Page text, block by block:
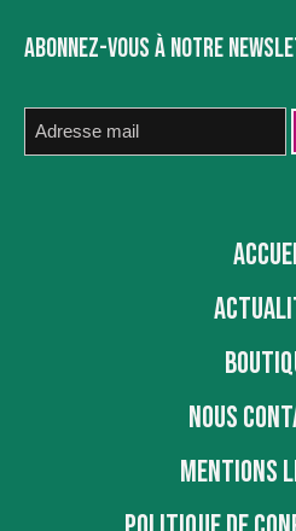
ABONNEZ-VOUS À NOTRE
NOUS
MENTIONS